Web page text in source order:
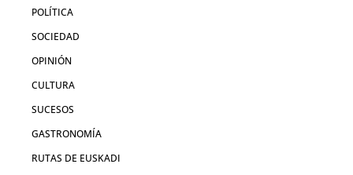
POLÍTICA
SOCIEDAD
OPINIÓN
CULTURA
SUCESOS
GASTRONOMÍA
RUTAS DE EUSKADI